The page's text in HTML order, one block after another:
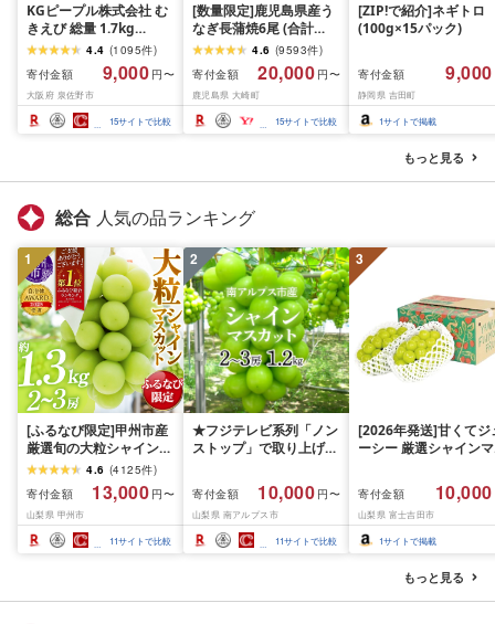
KGピープル株式会社 む
きえび 総量 1.7kg
(850g×2P) 特大 5Lサイ
ズ バナメイエビ バラ凍
結 下処理不要 サイズ不
揃い 訳あり
4.4 (1095件)
寄付金額
9,000 円〜
大阪府 泉佐野市
15サイトで比較
[数量限定]鹿児島県産う
なぎ長蒲焼6尾 (合計
600g以上)4.6 (9593件)
寄付金額
20,000 円〜
鹿児島県 大崎町
15サイトで比較
[ZIP!で紹介]ネギトロ
(100g×15パック)
寄付金額 9,000
静岡県 吉田町
1サイトで掲載
もっと見る
総合 人気の品ランキング
1
[ふるなび限定]甲州市産
厳選旬の大粒シャインマ
スカット 約1.3kg 2〜3
房[2026年発送]
(MG)B12-472 FN-
Limited-VO シャインマ
スカット フルーツ
4.6 (4125件)
寄付金額
13,000 円〜
山梨県 甲州市
11サイトで比較
2
★フジテレビ系列「ノン
ストップ」で取り上げら
先行予約]南アルプス市
産シャインマスカット
1.2kg以上(2〜3房)ふる
さと納税 おすすめ 山梨
県 南アルプス市 送料無
寄付金額 10,000 円〜
山梨県 南アルプス市
11サイトで比較
3
[2026年発送]甘くてジ
ーシー 厳選シャインマ
月前半(1〜15日)から
月下旬までの発送) フ
ーツ ぶどう 果物 山梨
産 2026 旬 大粒 高級
寄付金額 10,000
山梨県 富士吉田市
1サイトで掲載
もっと見る